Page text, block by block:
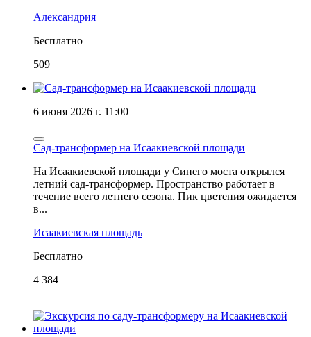
Александрия
Бесплатно
509
6 июня 2026 г. 11:00
Сад-трансформер на Исаакиевской площади
На Исаакиевской площади у Синего моста открылся
летний сад-трансформер. Пространство работает в
течение всего летнего сезона. Пик цветения ожидается
в...
Исаакиевская площадь
Бесплатно
4 384